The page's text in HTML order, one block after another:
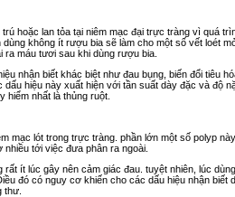
hoặc lan tỏa tại niêm mạc đại trực tràng vì quá
không ít rượu bia sẽ làm cho một số vết loét
ra máu tươi sau khi dùng rượu bia.
nhận biết khác biệt như đau bụng, biến đổi tiêu
hiệu này xuất hiện với tần suất dày đặc và độ
hiểm nhất là thủng ruột.
mạc lót trong trực tràng. phần lớn một số polyp
tới việc đưa phân ra ngoài.
ít lúc gây nên cảm giác đau. tuyệt nhiên, lúc
đó có nguy cơ khiến cho các dấu hiệu nhận biết
thư.